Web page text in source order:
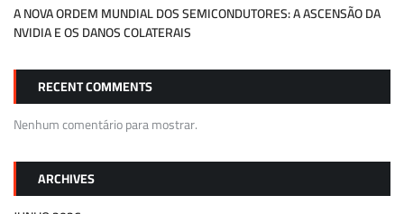
A NOVA ORDEM MUNDIAL DOS SEMICONDUTORES: A ASCENSÃO DA
NVIDIA E OS DANOS COLATERAIS
RECENT COMMENTS
Nenhum comentário para mostrar.
ARCHIVES